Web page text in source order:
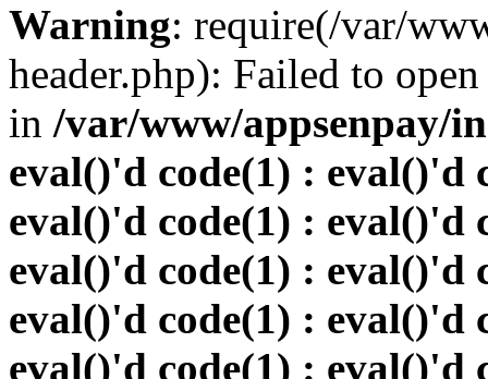
Warning: require(/var/
header.php): Failed to
in /var/www/appsenpay/
eval()'d code(1) : eval()'d
eval()'d code(1) : eval()'d
eval()'d code(1) : eval()'d
eval()'d code(1) : eval()'d
eval()'d code(1) : eval()'d